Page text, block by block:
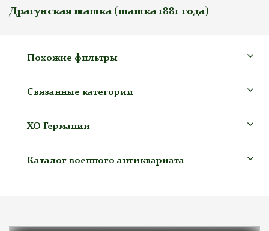
Драгунская шашка (шашка 1881 года)
Похожие фильтры
Связанные категории
ХО Германии
Каталог военного антиквариата